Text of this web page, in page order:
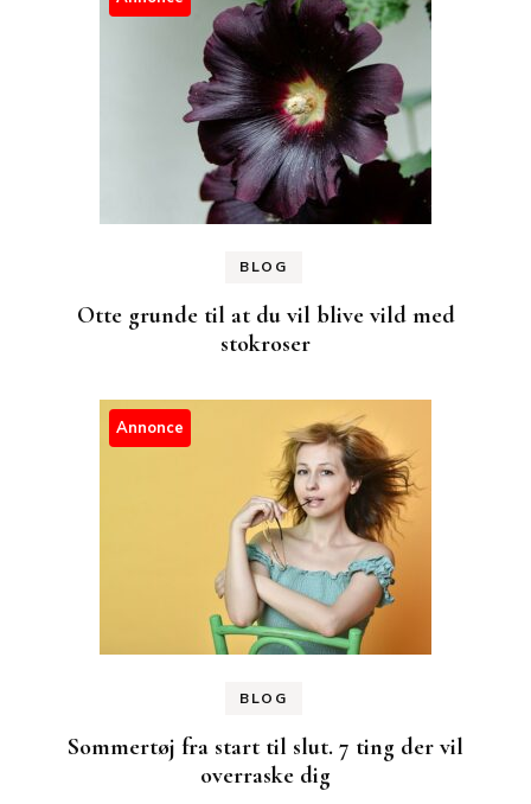
BLOG
Otte grunde til at du vil blive vild med
stokroser
Annonce
BLOG
Sommertøj fra start til slut. 7 ting der vil
overraske dig